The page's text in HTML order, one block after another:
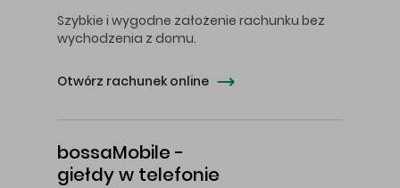
Szybkie i wygodne założenie rachunku bez
wychodzenia z domu.
Otwórz rachunek online
bossaMobile -
giełdy w telefonie